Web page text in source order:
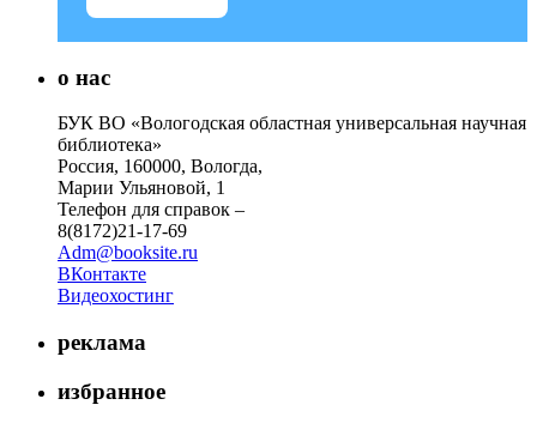
о нас
БУК ВО «Вологодская областная универсальная научная
библиотека»
Россия, 160000, Вологда,
Марии Ульяновой, 1
Телефон для справок –
8(8172)21-17-69
Adm@booksite.ru
ВКонтакте
Видеохостинг
реклама
избранное